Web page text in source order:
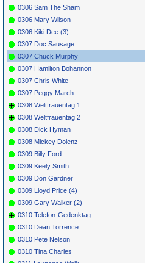
0306 Sam The Sham
0306 Mary Wilson
0306 Kiki Dee (3)
0307 Doc Sausage
0307 Chuck Murphy
0307 Hamilton Bohannon
0307 Chris White
0307 Peggy March
0308 Weltfrauentag 1
0308 Weltfrauentag 2
0308 Dick Hyman
0308 Mickey Dolenz
0309 Billy Ford
0309 Keely Smith
0309 Don Gardner
0309 Lloyd Price (4)
0309 Gary Walker (2)
0310 Telefon-Gedenktag
0310 Dean Torrence
0310 Pete Nelson
0310 Tina Charles